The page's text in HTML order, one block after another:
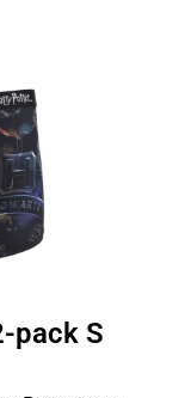
pack S